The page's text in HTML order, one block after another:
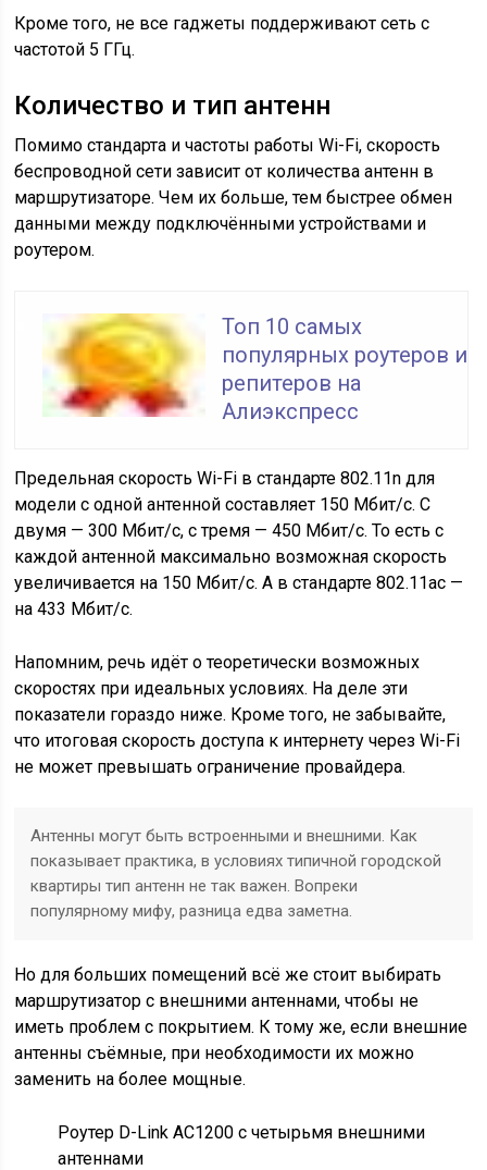
Кроме того, не все гаджеты поддерживают сеть с
частотой 5 ГГц.
Количество и тип антенн
Помимо стандарта и частоты работы Wi-Fi, скорость
беспроводной сети зависит от количества антенн в
маршрутизаторе. Чем их больше, тем быстрее обмен
данными между подключёнными устройствами и
роутером.
Топ 10 самых
популярных роутеров и
репитеров на
Алиэкспресс
Предельная скорость Wi-Fi в стандарте 802.11n для
модели с одной антенной составляет 150 Мбит/с. С
двумя — 300 Мбит/с, с тремя — 450 Мбит/с. То есть с
каждой антенной максимально возможная скорость
увеличивается на 150 Мбит/с. А в стандарте 802.11ac —
на 433 Мбит/с.
Напомним, речь идёт о теоретически возможных
скоростях при идеальных условиях. На деле эти
показатели гораздо ниже. Кроме того, не забывайте,
что итоговая скорость доступа к интернету через Wi-Fi
не может превышать ограничение провайдера.
Антенны могут быть встроенными и внешними. Как
показывает практика, в условиях типичной городской
квартиры тип антенн не так важен. Вопреки
популярному мифу, разница едва заметна.
Но для больших помещений всё же стоит выбирать
маршрутизатор с внешними антеннами, чтобы не
иметь проблем с покрытием. К тому же, если внешние
антенны съёмные, при необходимости их можно
заменить на более мощные.
Роутер D-Link AC1200 с четырьмя внешними
антеннами